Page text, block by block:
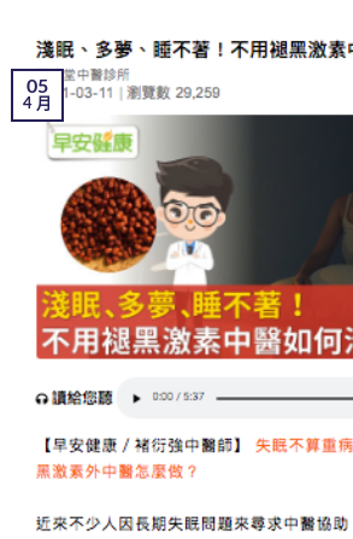
05
4 月